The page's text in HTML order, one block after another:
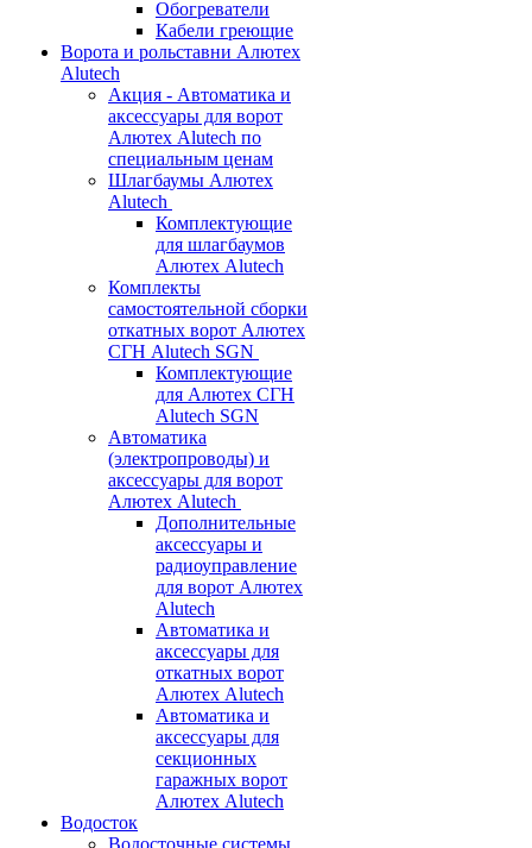
Обогреватели
Кабели греющие
Ворота и рольставни Алютех
Alutech
Акция - Автоматика и
аксессуары для ворот
Алютех Alutech по
специальным ценам
Шлагбаумы Алютех
Alutech
Комплектующие
для шлагбаумов
Алютех Alutech
Комплекты
самостоятельной сборки
откатных ворот Алютех
СГН Alutech SGN
Комплектующие
для Алютех СГН
Alutech SGN
Автоматика
(электропроводы) и
аксессуары для ворот
Алютех Alutech
Дополнительные
аксессуары и
радиоуправление
для ворот Алютех
Alutech
Автоматика и
аксессуары для
откатных ворот
Алютех Alutech
Автоматика и
аксессуары для
секционных
гаражных ворот
Алютех Alutech
Водосток
Водосточные системы